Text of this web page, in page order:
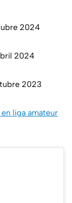
2024
2024
2023
liga amateur